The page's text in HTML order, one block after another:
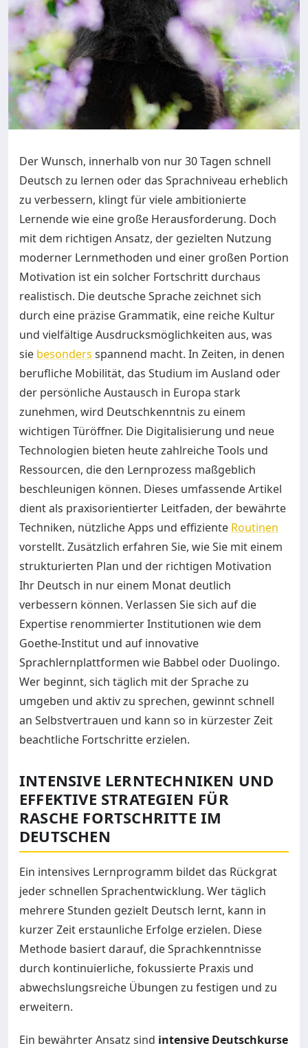
Der Wunsch, innerhalb von nur 30 Tagen schnell
Deutsch zu lernen oder das Sprachniveau erheblich
zu verbessern, klingt für viele ambitionierte
Lernende wie eine große Herausforderung. Doch
mit dem richtigen Ansatz, der gezielten Nutzung
moderner Lernmethoden und einer großen Portion
Motivation ist ein solcher Fortschritt durchaus
realistisch. Die deutsche Sprache zeichnet sich
durch eine präzise Grammatik, eine reiche Kultur
und vielfältige Ausdrucksmöglichkeiten aus, was
sie besonders spannend macht. In Zeiten, in denen
berufliche Mobilität, das Studium im Ausland oder
der persönliche Austausch in Europa stark
zunehmen, wird Deutschkenntnis zu einem
wichtigen Türöffner. Die Digitalisierung und neue
Technologien bieten heute zahlreiche Tools und
Ressourcen, die den Lernprozess maßgeblich
beschleunigen können. Dieses umfassende Artikel
dient als praxisorientierter Leitfaden, der bewährte
Techniken, nützliche Apps und effiziente Routinen
vorstellt. Zusätzlich erfahren Sie, wie Sie mit einem
strukturierten Plan und der richtigen Motivation
Ihr Deutsch in nur einem Monat deutlich
verbessern können. Verlassen Sie sich auf die
Expertise renommierter Institutionen wie dem
Goethe-Institut und auf innovative
Sprachlernplattformen wie Babbel oder Duolingo.
Wer beginnt, sich täglich mit der Sprache zu
umgeben und aktiv zu sprechen, gewinnt schnell
an Selbstvertrauen und kann so in kürzester Zeit
beachtliche Fortschritte erzielen.
INTENSIVE LERNTECHNIKEN UND
EFFEKTIVE STRATEGIEN FÜR
RASCHE FORTSCHRITTE IM
DEUTSCHEN
Ein intensives Lernprogramm bildet das Rückgrat
jeder schnellen Sprachentwicklung. Wer täglich
mehrere Stunden gezielt Deutsch lernt, kann in
kurzer Zeit erstaunliche Erfolge erzielen. Diese
Methode basiert darauf, die Sprachkenntnisse
durch kontinuierliche, fokussierte Praxis und
abwechslungsreiche Übungen zu festigen und zu
erweitern.
Ein bewährter Ansatz sind intensive Deutschkurse